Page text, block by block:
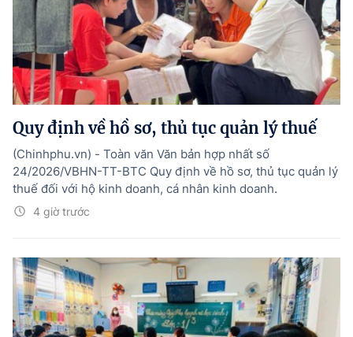
Quy định về hồ sơ, thủ tục quản lý thuế
4 giờ trước
(Chinhphu.vn) - Toàn văn Văn bản hợp nhất số
24/2026/VBHN-TT-BTC Quy định về hồ sơ, thủ tục quản lý
thuế đối với hộ kinh doanh, cá nhân kinh doanh.